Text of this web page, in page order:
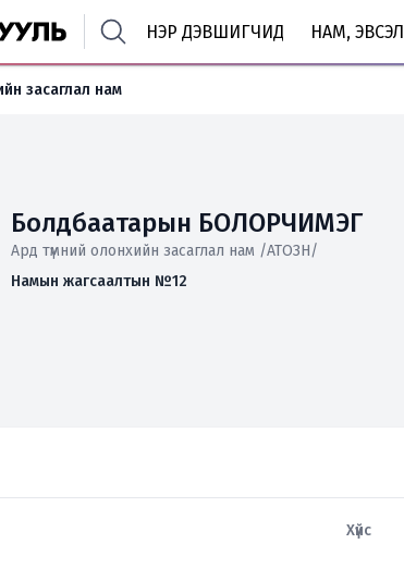
НЭР ДЭВШИГЧИД НАМ, ЭВСЭЛ
засаглал нам
Болдбаатарын БОЛОРЧИМЭГ
Ард түмний олонхийн засаглал нам /АТОЗН/
Намын жагсаалтын №12
Хүйс